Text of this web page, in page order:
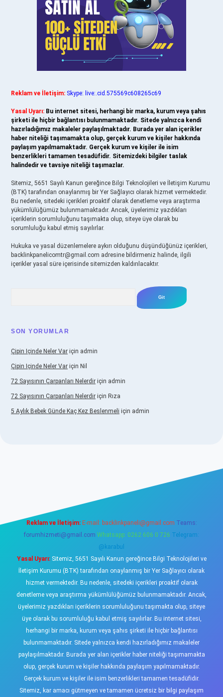
Reklam ve İletişim: Skype: live:.cid.575569c608265c69
Yasal Uyarı: Bu internet sitesi, herhangi bir marka, kurum veya şahıs
şirketi ile hiçbir bağlantısı bulunmamaktadır. Sitede yalnızca kendi
hazırladığımız makaleler paylaşılmaktadır. Burada yer alan içerikler
haber niteliği taşımamakta olup, gerçek kurum ve kişiler hakkında
paylaşım yapılmamaktadır. Gerçek kurum ve kişiler ile isim
benzerlikleri tamamen tesadüfidir. Sitemizdeki bilgiler taslak
halindedir ve tavsiye niteliği taşımazlar.
Sitemiz, 5651 Sayılı Kanun gereğince Bilgi Teknolojileri ve İletişim Kurumu
(BTK) tarafından onaylanmış bir Yer Sağlayıcı olarak hizmet vermektedir.
Bu nedenle, sitedeki içerikleri proaktif olarak denetleme veya araştırma
yükümlülüğümüz bulunmamaktadır. Ancak, üyelerimiz yazdıkları
içeriklerin sorumluluğunu taşımakta olup, siteye üye olarak bu
sorumluluğu kabul etmiş sayılırlar.
Hukuka ve yasal düzenlemelere aykırı olduğunu düşündüğünüz içerikleri,
backlinkpanelicomtr@gmail.com adresine bildirmeniz halinde, ilgili
içerikler yasal süre içerisinde sitemizden kaldırılacaktır.
SON YORUMLAR
Çipin Içinde Neler Var için admin
Çipin Içinde Neler Var için Nil
72 Sayısının Çarpanları Nelerdir için admin
72 Sayısının Çarpanları Nelerdir için Rıza
5 Aylık Bebek Günde Kaç Kez Beslenmeli için admin
Reklam ve İletişim: E-mail: backlinkpaneli@gmail.com Teams:
forumhizmeti@gmail.com Whatsapp: 0262 606 0 726 Telegram:
@karabul
Yasal Uyarı:Sitemiz, 5651 Sayılı Kanun gereğince Bilgi Teknolojileri ve
İletişim Kurumu (BTK) tarafından onaylanmış bir Yer Sağlayıcı olarak
hizmet vermektedir. Bu nedenle, sitedeki içerikleri proaktif olarak
denetleme veya araştırma yükümlülüğümüz bulunmamaktadır. Ancak,
üyelerimiz yazdıkları içeriklerin sorumluluğunu taşımakta olup, siteye
üye olarak bu sorumluluğu kabul etmiş sayılırlar. Bu internet sitesi,
herhangi bir marka, kurum veya şahıs şirketi ile hiçbir bağlantısı
bulunmamaktadır. Sitede yalnızca kendi hazırladığımız makaleler
paylaşılmaktadır. Burada yer alan içerikler haber niteliği taşımamakta
olup, gerçek kurum ve kişiler hakkında paylaşım yapılmamaktadır.
Gerçek kurum ve kişiler ile isim benzerlikleri tamamen tesadüfidir.
Sitemiz, kar amacı gütmeyen ve tamamen ücretsiz bir bilgi paylaşım